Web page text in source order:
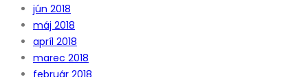
jún 2018
máj 2018
apríl 2018
marec 2018
február 2018